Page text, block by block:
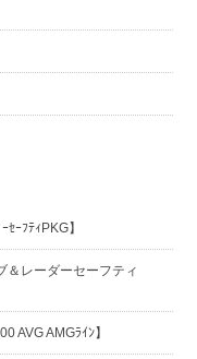
ｰﾌﾃｨPKG】
＆レーダーセーフティ
AVG AMGﾗｲﾝ】